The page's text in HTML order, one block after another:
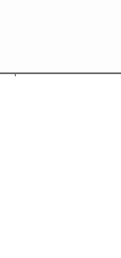
/ Протеїнова кава